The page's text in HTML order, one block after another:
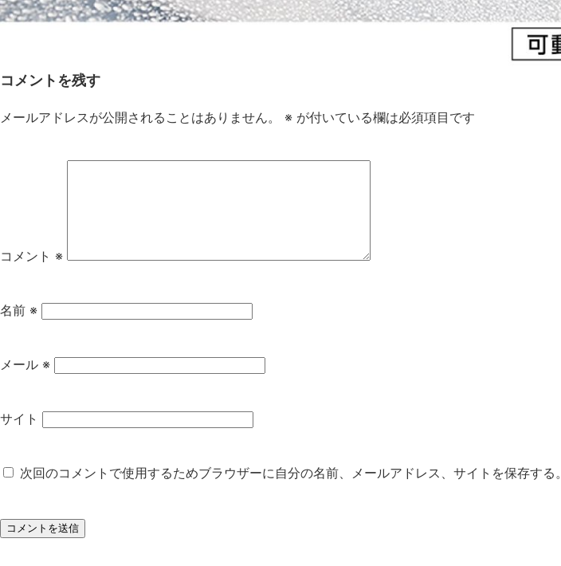
コメントを残す
メールアドレスが公開されることはありません。 ※ が付いている欄は必須項目です
コメント ※
名前 ※
メール ※
サイト
次回のコメントで使用するためブラウザーに自分の名前、メールアドレス、サイトを保存する。